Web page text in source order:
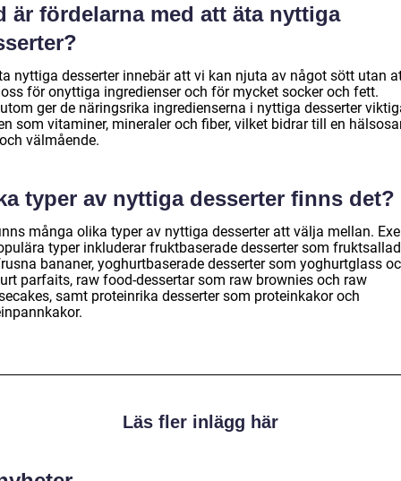
är fördelarna med att äta nyttiga
nyttiga desserter innebär att vi kan njuta av något sött utan
för onyttiga ingredienser och för mycket socker och fett.
ger de näringsrika ingredienserna i nyttiga desserter
som vitaminer, mineraler och fiber, vilket bidrar till en
välmående.
typer av nyttiga desserter finns det?
många olika typer av nyttiga desserter att välja mellan.
typer inkluderar fruktbaserade desserter som
bananer, yoghurtbaserade desserter som yoghurtglass
parfaits, raw food-dessertar som raw brownies och raw
samt proteinrika desserter som proteinkakor och
Läs fler inlägg här